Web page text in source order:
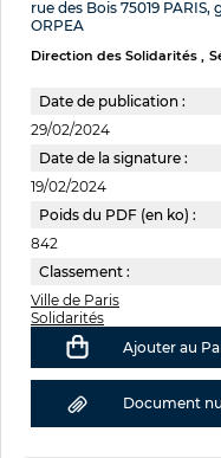
rue des Bois 75019
ORPEA
Direction des Solidarités
Date de publication :
29/02/2024
Date de la signature :
19/02/2024
Poids du PDF (en ko) :
842
Classement :
Ville de Paris
Solidarités
Ajouter au
Document